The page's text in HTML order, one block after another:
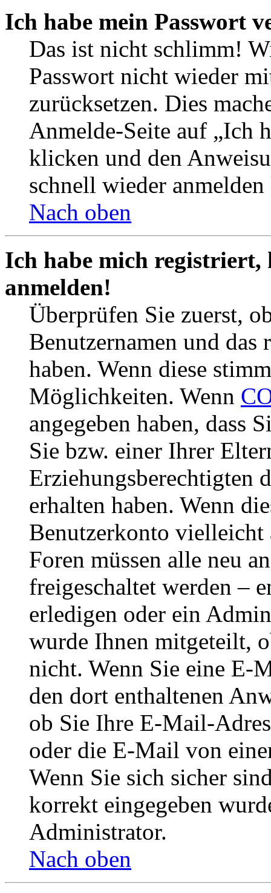
Ich habe mein Passwort
Das ist nicht schlimm!
Passwort nicht wieder
zurücksetzen. Dies
Anmelde-Seite auf „Ich
klicken und den
schnell wieder
Nach oben
Ich habe mich
anmelden!
Überprüfen Sie zuerst,
Benutzernamen und das
haben. Wenn diese
Möglichkeiten. Wenn
angegeben haben, dass
Sie bzw. einer Ihrer
Erziehungsberechtigten
erhalten haben. Wenn
Benutzerkonto
Foren müssen alle neu
freigeschaltet werden –
erledigen oder ein
wurde Ihnen mitgeteilt,
nicht. Wenn Sie eine E-
den dort enthaltenen
ob Sie Ihre E-Mail-
oder die E-Mail von
Wenn Sie sich sicher
korrekt eingegeben
Administrator.
Nach oben